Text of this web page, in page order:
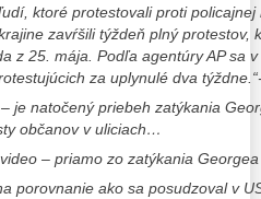
ktoré protestovali proti
zavŕšili týždeň plný protestov,
z 25. mája. Podľa agentúry AP sa
za uplynulé dva
– je natočený priebeh zatýkania
občanov v uliciach…
– priamo zo zatýkania
porovnanie ako sa posudzoval v